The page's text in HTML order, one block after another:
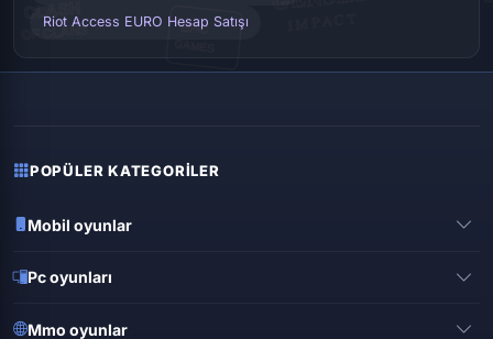
Riot Access EURO Hesap Satışı
POPÜLER KATEGORILER
Mobil oyunlar
Mobile legends
Pc oyunları
Mmo oyunlar